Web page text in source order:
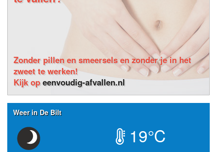
Zonder pillen en smeersels en zonder je in het
zweet te werken!
Kijk opeenvoudig-afvallen.nl
Weer in De Bilt
19°C